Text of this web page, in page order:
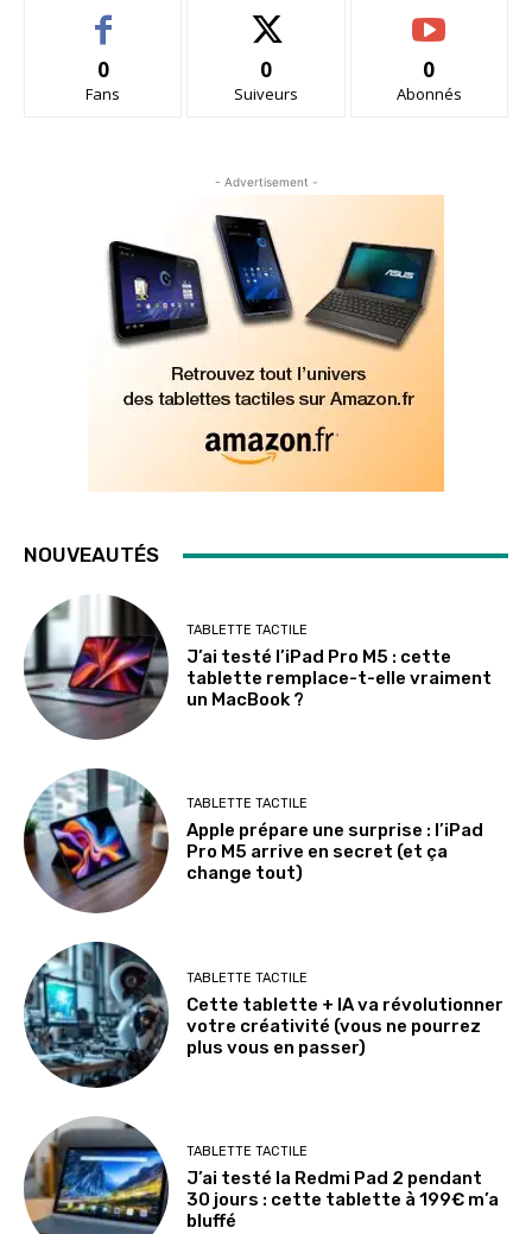
0
Fans
0
Suiveurs
0
Abonnés
- Advertisement -
NOUVEAUTÉS
TABLETTE TACTILE
J’ai testé l’iPad Pro M5 : cette
tablette remplace-t-elle vraiment
un MacBook ?
TABLETTE TACTILE
Apple prépare une surprise : l’iPad
Pro M5 arrive en secret (et ça
change tout)
TABLETTE TACTILE
Cette tablette + IA va révolutionner
votre créativité (vous ne pourrez
plus vous en passer)
TABLETTE TACTILE
J’ai testé la Redmi Pad 2 pendant
30 jours : cette tablette à 199€ m’a
bluffé